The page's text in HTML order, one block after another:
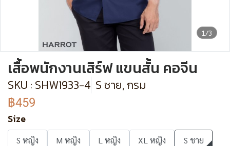
1/3
เสื้อพนักงานเสิร์ฟ แขนสั้น คอจีน
SKU : SHW1933-4 S ชาย, กรม
฿459
Size
S หญิง M หญิง L หญิง XL หญิง
S ชาย